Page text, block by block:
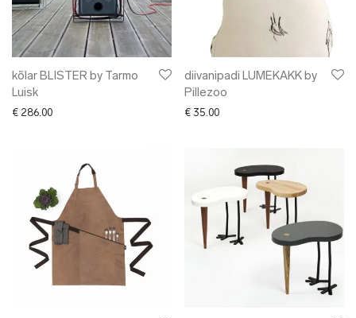
kõlar BLISTER by Tarmo
Luisk
€ 286.00
diivanipadi LUMEKAKK by
Pillezoo
€ 35.00